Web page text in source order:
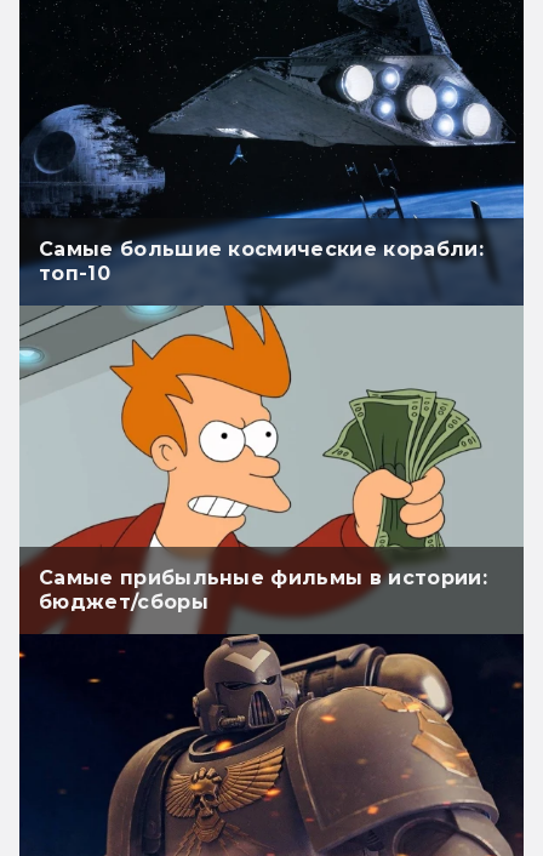
Самые большие космические корабли:
топ-10
Самые прибыльные фильмы в истории:
бюджет/сборы